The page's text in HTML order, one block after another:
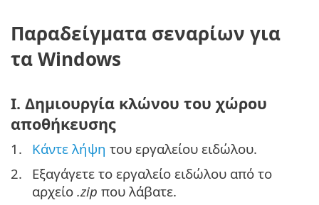
Παραδείγματα σεναρίων για
τα Windows
I. Δημιουργία κλώνου του χώρου
αποθήκευσης
1. Κάντε λήψη του εργαλείου ειδώλου.
2.
Εξαγάγετε το εργαλείο ειδώλου από το
αρχείο .zip που λάβατε.